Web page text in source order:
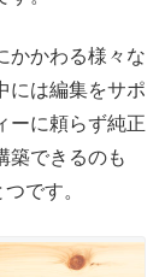
かかわる様々な
には編集をサポ
ーに頼らず純正
築できるのも
です。